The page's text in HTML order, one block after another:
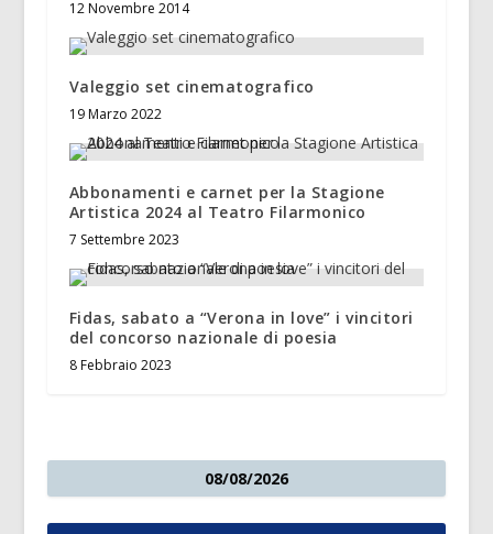
12 Novembre 2014
Valeggio set cinematografico
19 Marzo 2022
Abbonamenti e carnet per la Stagione
Artistica 2024 al Teatro Filarmonico
7 Settembre 2023
Fidas, sabato a “Verona in love” i vincitori
del concorso nazionale di poesia
8 Febbraio 2023
08/08/2026